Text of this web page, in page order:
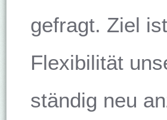
gefragt. Ziel
Flexibilität
ständig neu